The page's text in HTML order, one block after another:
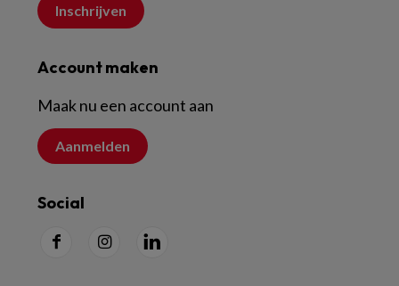
Inschrijven
Account maken
Maak nu een account aan
Aanmelden
Social